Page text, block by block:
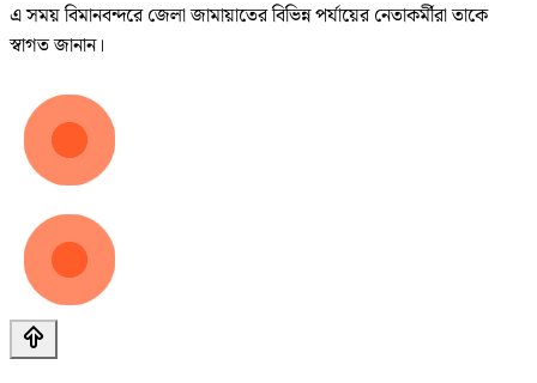
এ সময় বিমানবন্দরে জেলা জামায়াতের বিভিন্ন পর্যায়ের নেতাকর্মীরা তাকে
স্বাগত জানান।